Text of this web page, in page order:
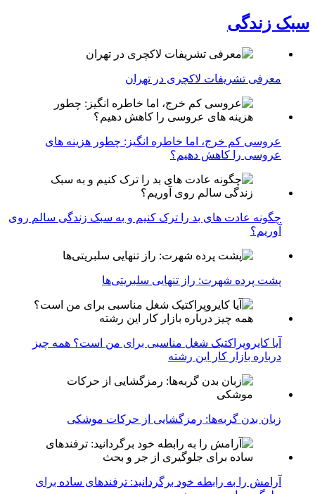
سبک زندگی
معرفی تشریفات لاکچری در تهران
عروسی کم خرج، اما خاطره انگیز: چطور هزینه های
عروسی را کاهش دهیم؟
چگونه عادت‌ های بد را ترک کنیم و به سبک زندگی سالم روی
آوریم؟
پشت پرده شهرت: راز تنهایی سلبریتی‌ها
آیا کایروپراکتیک شغل مناسبی برای من است؟ همه چیز
درباره بازار کار این رشته
زبان بدن گربه‌ها: رمزگشایی از حرکات موشکی
آرامش را به رابطه خود برگردانید: ترفندهای ساده برای